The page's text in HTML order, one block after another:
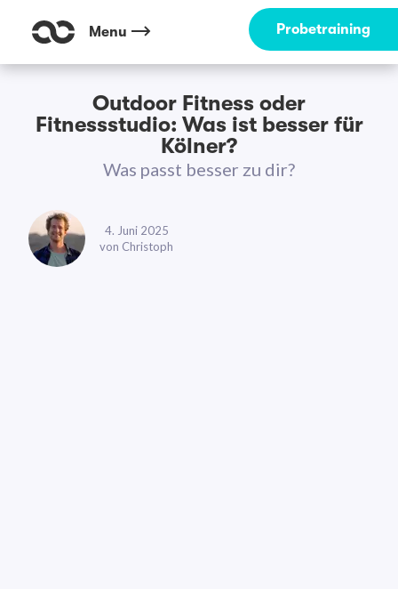
Menu Probetraining
Outdoor Fitness oder
Fitnessstudio: Was ist besser für
Kölner?
Was passt besser zu dir?
4. Juni 2025
von Christoph